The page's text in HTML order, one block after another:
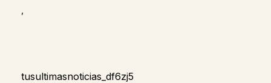
,
tusultimasnoticias_df6zj5